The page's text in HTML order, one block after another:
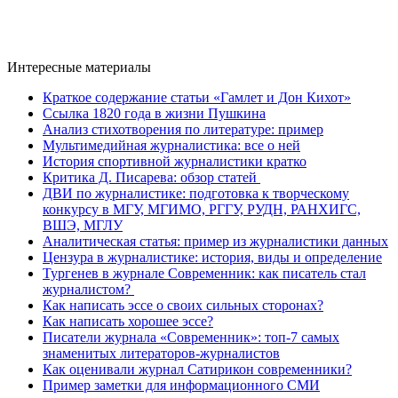
Интересные материалы
Краткое содержание статьи «Гамлет и Дон Кихот»
Ссылка 1820 года в жизни Пушкина
Анализ стихотворения по литературе: пример
Мультимедийная журналистика: все о ней
История спортивной журналистики кратко
Критика Д. Писарева: обзор статей
ДВИ по журналистике: подготовка к творческому
конкурсу в МГУ, МГИМО, РГГУ, РУДН, РАНХИГС,
ВШЭ, МГЛУ
Аналитическая статья: пример из журналистики данных
Цензура в журналистике: история, виды и определение
Тургенев в журнале Современник: как писатель стал
журналистом?
Как написать эссе о своих сильных сторонах?
Как написать хорошее эссе?
Писатели журнала «Современник»: топ-7 самых
знаменитых литераторов-журналистов
Как оценивали журнал Сатирикон современники?
Пример заметки для информационного СМИ